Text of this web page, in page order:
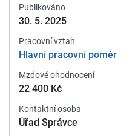
Publikováno
30. 5. 2025
Pracovní vztah
Hlavní pracovní poměr
Mzdové ohodnocení
22 400 Kč
Kontaktní osoba
Úřad Správce